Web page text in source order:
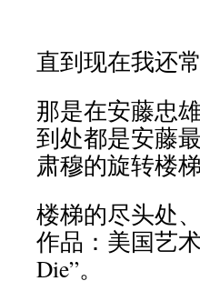
直到现在我还
那是在安藤忠
到处都是安藤
肃穆的旋转楼
楼梯的尽头处
作品：美国艺
Die”。